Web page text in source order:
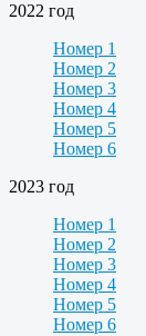
2022 год
Номер 1
Номер 2
Номер 3
Номер 4
Номер 5
Номер 6
2023 год
Номер 1
Номер 2
Номер 3
Номер 4
Номер 5
Номер 6